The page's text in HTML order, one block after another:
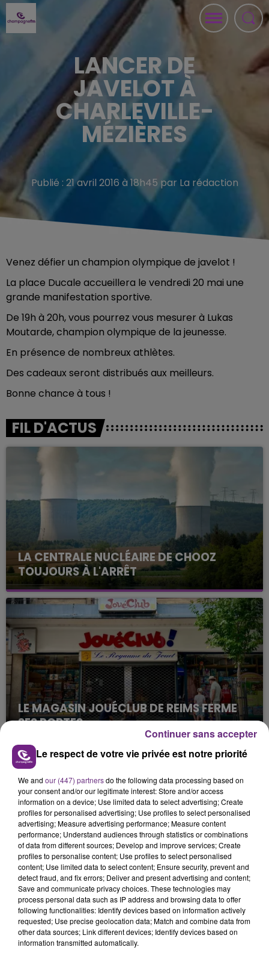
LANCER DE
JAVELOT À
CHARLEVILLE-
MÉZIÈRES
Publié : 21 avril 2016 à 18h45 par La rédaction
Venez défier un champion olympique de javelot !
La place Ducale accueillera le vendredi 20 mai une
grande manifestation sportive.
De 19h à 20h, vous pourrez vous mesurer à Lukas
Moutarde, champion olympique de la jeunesse.
En présence de nombreux athlètes.
Des cadeaux seront distribués aux meilleurs.
Bonne chance à tous !
FIL D'ACTUS
LA CENTRALE NUCLÉAIRE DE CHOOZ
TOUJOURS À L'ARRÊT
Cela fait déjà une semaine que la centrale
nucléaire ardennaise est à l'arrêt. Une situation
justifiée par la sécheresse intense qui est toujours
présente.
LE MAGASIN JOUÉCLUB DE REIMS FERME
SES PORTES
C'était l'une des institutions du centre-ville
rémois. Le magasin JouéClub est contraint de
fermer ses portes.
TITRES DIFFUSÉS
11h04
11h04
SHANIA TWAIN
That Don't Impress Me
11h02
11h02
JEREMY FREROT
Le respect de votre vie privée est notre priorité
We and our (447) partnersdo the following data processing based on
your consent and/or our legitimate interest: Store and/or access
information on a device; Use limited data to select advertising; Create
profiles for personalised advertising; Use profiles to select personalised
advertising; Measure advertising performance; Measure content
performance; Understand audiences through statistics or combinations
of data from different sources; Develop and improve services; Create
profiles to personalise content; Use profiles to select personalised
content; Use limited data to select content; Ensure security, prevent and
detect fraud, and fix errors; Deliver and present advertising and content;
Save and communicate privacy choices. These technologies may
process personal data such as IP address and browsing data to offer
following functionalities: Identify devices based on information actively
requested; Use precise geolocation data; Match and combine data from
other data sources; Link different devices; Identify devices based on
information transmitted automatically.
Continuer sans accepter